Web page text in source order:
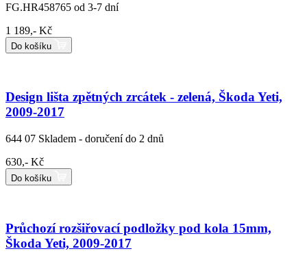
FG.HR458765 od 3-7 dní
1 189,- Kč
Do košíku
Design lišta zpětných zrcátek - zelená, Škoda Yeti,
2009-2017
644 07 Skladem - doručení do 2 dnů
630,- Kč
Do košíku
Průchozí rozšiřovací podložky pod kola 15mm,
Škoda Yeti, 2009-2017